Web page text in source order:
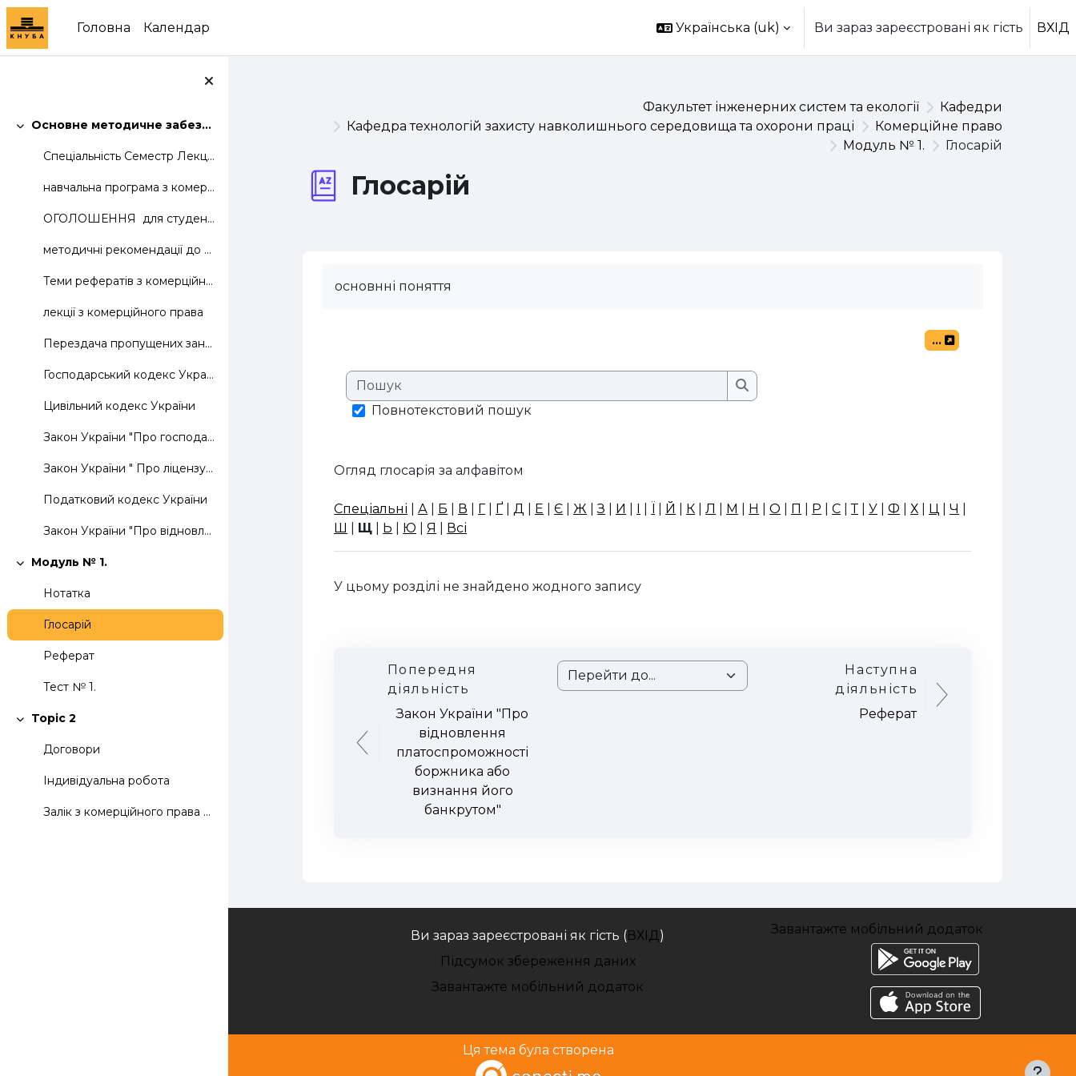
Перейти до головного вмісту
Головна
Календар Українська ‎(uk)‎ Ви зараз зареєстровані як гість ВХІД
Згорнути
Основне методичне забезпечення дисципліни
Спеціальність Семестр Лекцій Лаб. Практ....
навчальна програма з комерційного права
ОГОЛОШЕННЯ для студентів групи ТКД 31: перед п...
методичні рекомендації до оформлення індивідуального завдання
Теми рефератів з комерційного права
лекції з комерційного права
Перездача пропущених занять з комерційного права.
Господарський кодекс України
Цивільний кодекс України
Закон України "Про господарські товариства"
Закон України " Про ліцензування окремих видів господарської діяльності"
Податковий кодекс України
Закон України "Про відновлення платоспроможності боржника або визнання його банкрутом"
Згорнути
Модуль № 1.
Нотатка
Глосарій
Реферат
Тест № 1.
Згорнути
Topic 2
Договори
Індивідуальна робота
Залік з комерційного права відбудеться 27 грудня 2...
Факультет інженерних систем та екології
Кафедри
Кафедра технологій захисту навколишнього середовища та охорони праці
Комерційне право
Модуль № 1.
Глосарій
Глосарій
основнні поняття
...
Експорт записів
Пошук
Пошук
Повнотекстовий пошук
Огляд глосарія за алфавітом
Спеціальні |А Б В Г Ґ |Д Е |Є Ж |З И І Ї Й К |Л М Н |О П Р |С |Т |У |Ф |Х Ц |Ч
Ш
Щ Ь Ю |Я Всі
У цьому розділі не знайдено жодного запису
Попередня
діяльність
Закон України "Про
відновлення
платоспроможності
боржника або
визнання його
банкрутом"
Перейти до...
Наступна
діяльність
Реферат
Ви зараз зареєстровані як гість (ВХІД)
Підсумок збереження даних
Завантажте мобільний додаток
Завантажте мобільний додаток
Ця тема була створена